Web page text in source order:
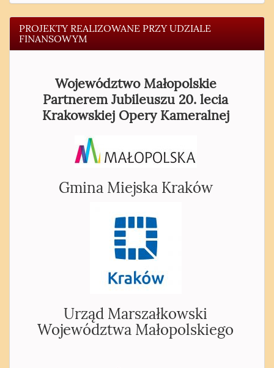
PROJEKTY REALIZOWANE PRZY UDZIALE
FINANSOWYM
Województwo Małopolskie
Partnerem Jubileuszu 20. lecia
Krakowskiej Opery Kameralnej
Gmina Miejska Kraków
Urząd Marszałkowski
Województwa Małopolskiego